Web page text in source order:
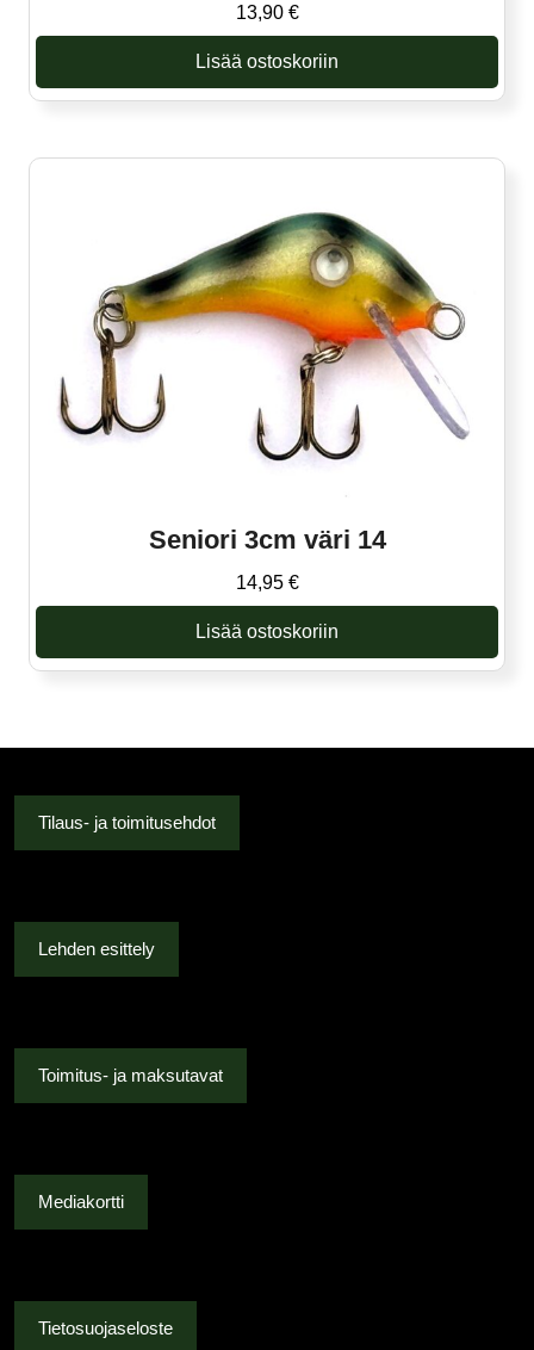
13,90 €
Lisää ostoskoriin
Seniori 3cm väri 14
14,95 €
Lisää ostoskoriin
Tilaus- ja toimitusehdot
Lehden esittely
Toimitus- ja maksutavat
Mediakortti
Tietosuojaseloste